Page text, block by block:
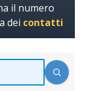
il numero
dei contatti